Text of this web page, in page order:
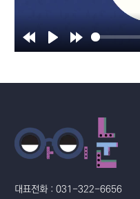
Rewind
Play Forward
대표전화 : 031-322-6656